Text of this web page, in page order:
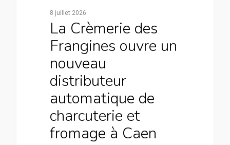
8 juillet 2026
La Crèmerie des
Frangines ouvre un
nouveau
distributeur
automatique de
charcuterie et
fromage à Caen